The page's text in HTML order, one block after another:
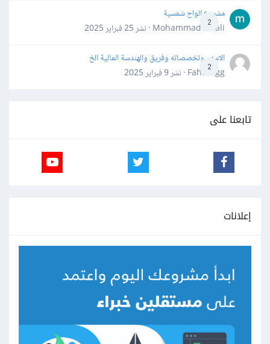
2
مشروع الواح شمسية
Mohammad Awali · نشر
25 فبراير 2025
2
الاسهم وتخصصاته وفريق والهندسة المالية الخ
Fahd Ggg · نشر
9 فبراير 2025
تابعنا على
إعلانات